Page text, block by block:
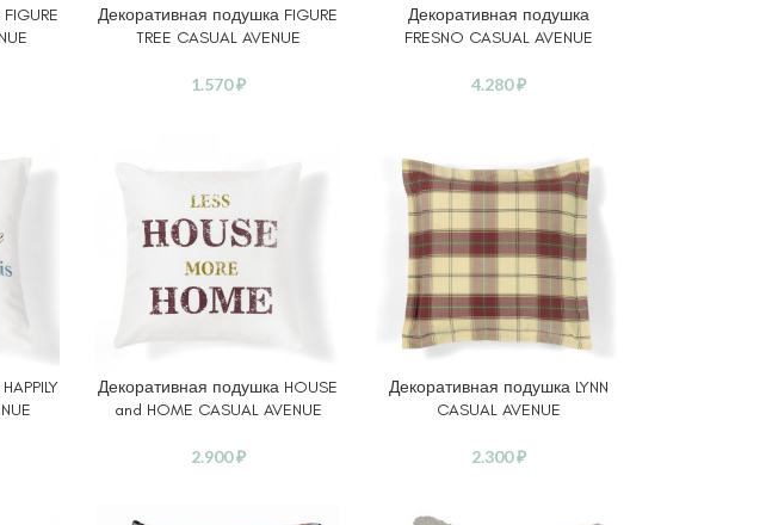
В КОРЗИНУ
Декоративная подушка FIGURE
TREE CASUAL AVENUE
1.570₽
ВЫБЕРИТЕ ПАРАМЕТРЫ
Декоративная подушка
FRESNO CASUAL AVENUE
4.280₽
В КОРЗИНУ
Декоративная подушка HOUSE
and HOME CASUAL AVENUE
2.900₽
В КОРЗИНУ
Декоративная подушка LYNN
CASUAL AVENUE
2.300₽